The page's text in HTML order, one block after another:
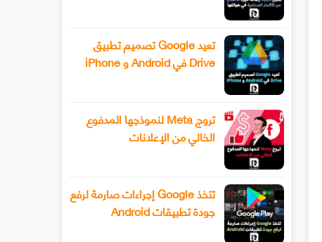
تعيد Google تصميم تطبيق
Drive في Android و iPhone
تروج Meta لنموذجها المدفوع
الخالي من الإعلانات
تتخذ Google إجراءات صارمة لرفع
جودة تطبيقات Android